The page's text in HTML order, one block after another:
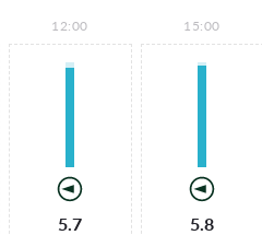
12:00
5.7
15:00
5.8